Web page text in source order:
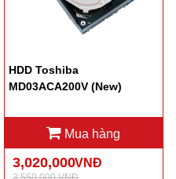
HDD Toshiba
MD03ACA200V (New)
Mua hàng
3,020,000VNĐ